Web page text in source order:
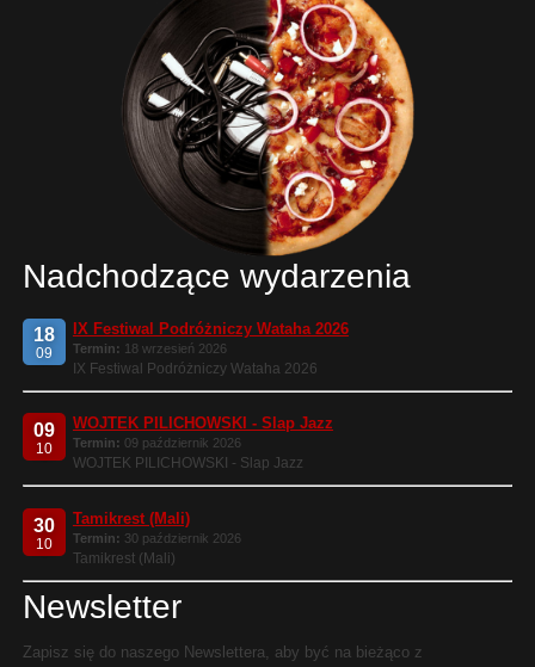
Nadchodzące wydarzenia
18
09
IX Festiwal Podróżniczy Wataha 2026
Termin: 18 wrzesień 2026
IX Festiwal Podróżniczy Wataha 2026
09
10
WOJTEK PILICHOWSKI - Slap Jazz
Termin: 09 październik 2026
WOJTEK PILICHOWSKI - Slap Jazz
30
10
Tamikrest (Mali)
Termin: 30 październik 2026
Tamikrest (Mali)
Newsletter
Zapisz się do naszego Newslettera, aby być na bieżąco z